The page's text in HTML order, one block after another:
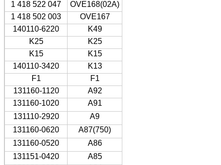
1 418 522 047
OVE168(02A)
1 418 502 003
OVE167
140110-6220
K49
K25
K25
K15
K15
140110-3420
K13
F1
F1
131160-1120
A92
131160-1020
A91
131110-2920
A9
131160-0620
A87(750)
131160-0520
A86
131151-0420
A85